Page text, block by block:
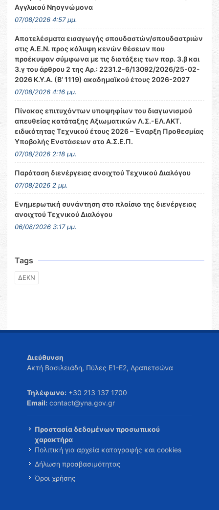
Αγγλικού Νηογνώμονα
07/08/2026 4:57 μμ.
Αποτελέσματα εισαγωγής σπουδαστών/σπουδαστριών
στις Α.Ε.Ν. προς κάλυψη κενών θέσεων που
προέκυψαν σύμφωνα με τις διατάξεις των παρ. 3.β και
3.γ του άρθρου 2 της Αρ.: 2231.2-6/13092/2026/25-02-
2026 Κ.Υ.Α. (Β’ 1119) ακαδημαϊκού έτους 2026-2027
07/08/2026 4:16 μμ.
Πίνακας επιτυχόντων υποψηφίων του διαγωνισμού
απευθείας κατάταξης Αξιωματικών Λ.Σ.-ΕΛ.ΑΚΤ.
ειδικότητας Τεχνικού έτους 2026 – Έναρξη Προθεσμίας
Υποβολής Ενστάσεων στο Α.Σ.Ε.Π.
07/08/2026 2:18 μμ.
Παράταση διενέργειας ανοιχτού Τεχνικού Διαλόγου
07/08/2026 2 μμ.
Ενημερωτική συνάντηση στο πλαίσιο της διενέργειας
ανοιχτού Τεχνικού Διαλόγου
06/08/2026 3:17 μμ.
Tags
ΔΕΚΝ
Διεύθυνση
Ακτή Βασιλειάδη, Πύλες Ε1-Ε2, Δραπετσώνα
Τηλέφωνο: +30 213 137 1700
Email: contact@yna.gov.gr
Προστασία δεδομένων προσωπικού
χαρακτήρα
Πολιτική για αρχεία καταγραφής και cookies
Δήλωση προσβασιμότητας
Όροι χρήσης